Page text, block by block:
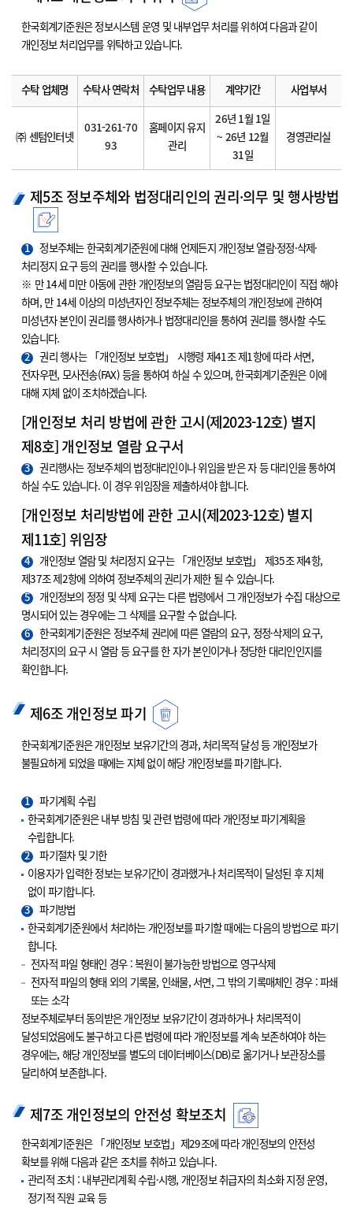
한국회계기준원은 정보시스템 운영 및 내부업무 처리를 위하여 다음과 같이
개인정보 처리업무를 위탁하고 있습니다.
수탁 업체명 수탁사 연락처 수탁업무 내용 계약기간 사업부서
㈜ 센텀인터넷
031-261-70
93
홈페이지 유지
관리
26년 1월 1일
~ 26년 12월
31일
경영관리실
제5조 정보주체와 법정대리인의 권리·의무 및 행사방법
1
정보주체는 한국회계기준원에 대해 언제든지 개인정보 열람·정정·삭제·
처리정지 요구 등의 권리를 행사할 수 있습니다.
※ 만 14세 미만 아동에 관한 개인정보의 열람등 요구는 법정대리인이 직접 해야
하며, 만 14세 이상의 미성년자인 정보주체는 정보주체의 개인정보에 관하여
미성년자 본인이 권리를 행사하거나 법정대리인을 통하여 권리를 행사할 수도
있습니다.
2
권리 행사는 「개인정보 보호법」 시행령 제41조 제1항에 따라 서면,
전자우편, 모사전송(FAX) 등을 통하여 하실 수 있으며, 한국회계기준원은 이에
대해 지체 없이 조치하겠습니다.
[개인정보 처리 방법에 관한 고시(제2023-12호) 별지
제8호] 개인정보 열람 요구서
3
권리행사는 정보주체의 법정대리인이나 위임을 받은 자 등 대리인을 통하여
하실 수도 있습니다. 이 경우 위임장을 제출하셔야 합니다.
[개인정보 처리방법에 관한 고시(제2023-12호) 별지
제11호] 위임장
4
개인정보 열람 및 처리정지 요구는 「개인정보 보호법」 제35조 제4항,
제37조 제2항에 의하여 정보주체의 권리가 제한 될 수 있습니다.
5
개인정보의 정정 및 삭제 요구는 다른 법령에서 그 개인정보가 수집 대상으로
명시되어 있는 경우에는 그 삭제를 요구할 수 없습니다.
6
한국회계기준원은 정보주체 권리에 따른 열람의 요구, 정정·삭제의 요구,
처리정지의 요구 시 열람 등 요구를 한 자가 본인이거나 정당한 대리인인지를
확인합니다.
제6조 개인정보 파기
한국회계기준원은 개인정보 보유기간의 경과, 처리목적 달성 등 개인정보가
불필요하게 되었을 때에는 지체 없이 해당 개인정보를 파기합니다.
1
파기계획 수립
한국회계기준원은 내부 방침 및 관련 법령에 따라 개인정보 파기계획을
수립합니다.
2
파기절차 및 기한
이용자가 입력한 정보는 보유기간이 경과했거나 처리목적이 달성된 후 지체
없이 파기합니다.
3
파기방법
한국회계기준원에서 처리하는 개인정보를 파기할 때에는 다음의 방법으로 파기
합니다.
전자적 파일 형태인 경우 : 복원이 불가능한 방법으로 영구삭제
전자적 파일의 형태 외의 기록물, 인쇄물, 서면, 그 밖의 기록매체인 경우 : 파쇄
또는 소각
정보주체로부터 동의받은 개인정보 보유기간이 경과하거나 처리목적이
달성되었음에도 불구하고 다른 법령에 따라 개인정보를 계속 보존하여야 하는
경우에는, 해당 개인정보를 별도의 데이터베이스(DB)로 옮기거나 보관장소를
달리하여 보존합니다.
제7조 개인정보의 안전성 확보조치
한국회계기준원은 「개인정보 보호법」제29조에 따라 개인정보의 안전성
확보를 위해 다음과 같은 조치를 취하고 있습니다.
관리적 조치 : 내부관리계획 수립·시행, 개인정보 취급자의 최소화 지정 운영,
정기적 직원 교육 등